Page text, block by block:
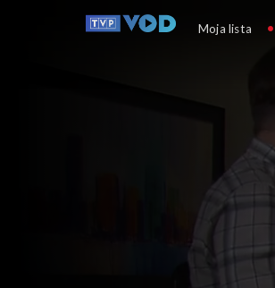
Klan
Moja lista